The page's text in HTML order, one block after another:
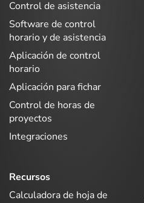
Control de asistencia
Software de control
horario y de asistencia
Aplicación de control
horario
Aplicación para fichar
Control de horas de
proyectos
Integraciones
Recursos
Calculadora de hoja de